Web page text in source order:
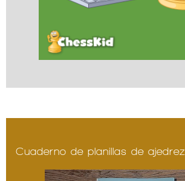
Cuaderno de planillas de ajedrez